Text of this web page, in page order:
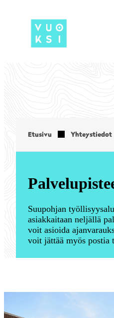
Etusivu Yhteystiedot
Suupohjan
asiakkaitaan neljällä
voit asioida
voit jättää myös postia